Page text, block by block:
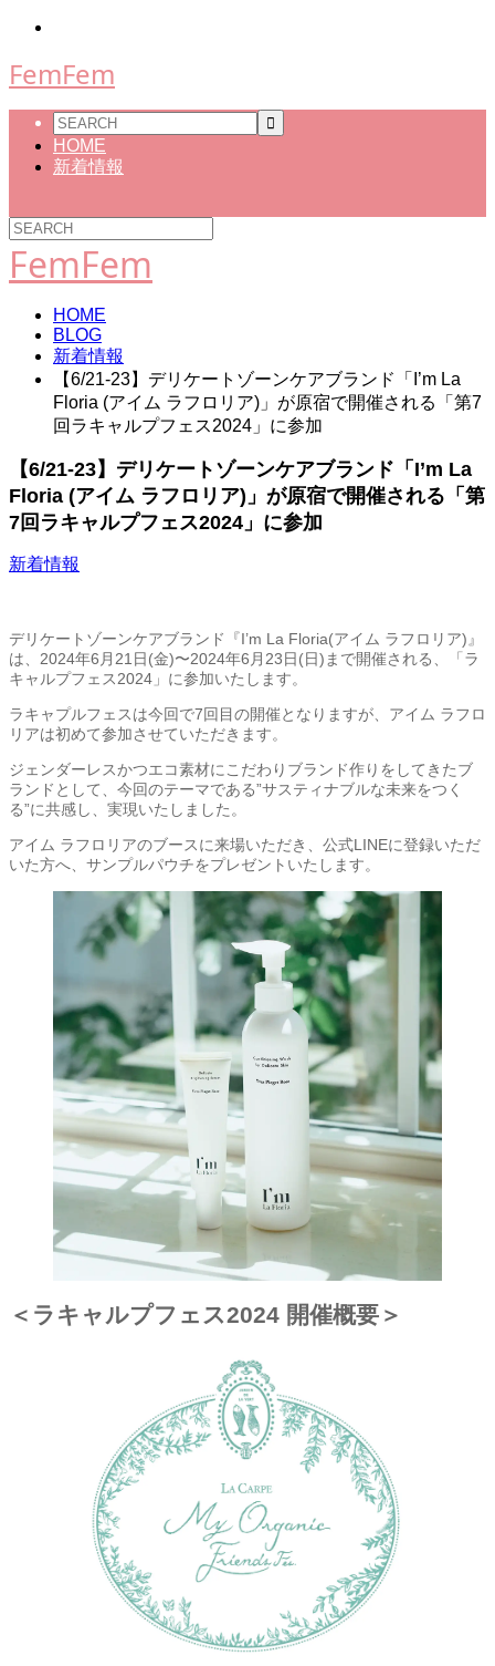
FemFem
HOME
新着情報
FemFem
HOME
BLOG
新着情報
【6/21-23】デリケートゾーンケアブランド「I’m La
Floria (アイム ラフロリア)」が原宿で開催される「第7
回ラキャルプフェス2024」に参加
【6/21-23】デリケートゾーンケアブランド「I’m La
Floria (アイム ラフロリア)」が原宿で開催される「第
7回ラキャルプフェス2024」に参加
新着情報
デリケートゾーンケアブランド『I’m La Floria(アイム ラフロリア)』
は、2024年6月21日(金)〜2024年6月23日(日)まで開催される、「ラ
キャルプフェス2024」に参加いたします。
ラキャプルフェスは今回で7回目の開催となりますが、アイム ラフロ
リアは初めて参加させていただきます。
ジェンダーレスかつエコ素材にこだわりブランド作りをしてきたブ
ランドとして、今回のテーマである”サスティナブルな未来をつく
る”に共感し、実現いたしました。
アイム ラフロリアのブースに来場いただき、公式LINEに登録いただ
いた方へ、サンプルパウチをプレゼントいたします。
＜ラキャルプフェス2024 開催概要＞